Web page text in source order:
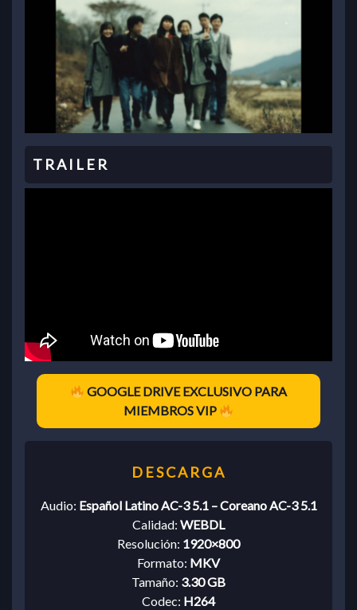
GOOGLE DRIVE EXCLUSIVO PARA
MIEMBROS VIP
Audio: Español Latino AC-3 5.1 – Coreano AC-3 5.1
Calidad: WEBDL
Resolución: 1920×800
Formato: MKV
Tamaño: 3.30 GB
Codec: H264